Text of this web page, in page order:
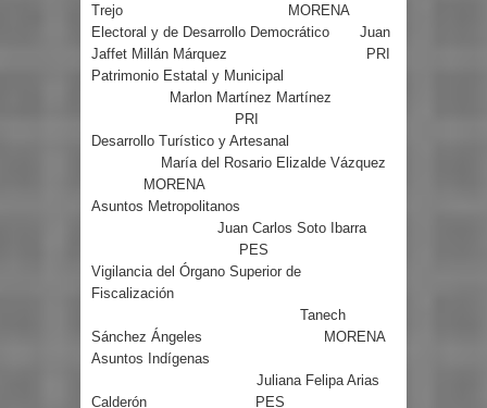
Trejo
MORENA
Electoral y de Desarrollo Democrático
Juan
Jaffet Millán Márquez
PRI
Patrimonio Estatal y Municipal
Marlon Martínez Martínez
PRI
Desarrollo Turístico y Artesanal
María del Rosario Elizalde Vázquez
MORENA
Asuntos Metropolitanos
Juan Carlos Soto Ibarra
PES
Vigilancia del Órgano Superior de
Fiscalización
Tanech
Sánchez Ángeles
MORENA
Asuntos Indígenas
Juliana Felipa Arias
Calderón
PES